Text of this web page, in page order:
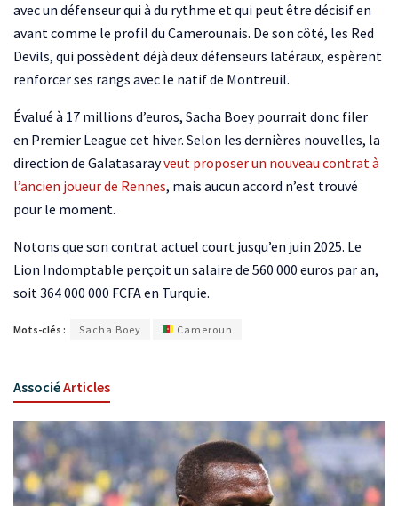
avec un défenseur qui à du rythme et qui peut être décisif en
avant comme le profil du Camerounais. De son côté, les Red
Devils, qui possèdent déjà deux défenseurs latéraux, espèrent
renforcer ses rangs avec le natif de Montreuil.
Évalué à 17 millions d’euros, Sacha Boey pourrait donc filer
en Premier League cet hiver. Selon les dernières nouvelles, la
direction de Galatasarayveut proposer un nouveau contrat à
l’ancien joueur de Rennes, mais aucun accord n’est trouvé
pour le moment.
Notons que son contrat actuel court jusqu’en juin 2025. Le
Lion Indomptable perçoit un salaire de 560 000 euros par an,
soit 364 000 000 FCFA en Turquie.
Mots-clés : Sacha Boey Cameroun
AssociéArticles